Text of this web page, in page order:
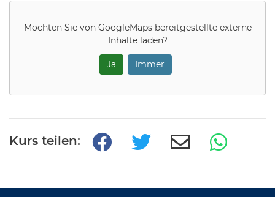
Möchten Sie von GoogleMapsbereitgestellte externe
Inhalte laden?
Ja Immer
Kurs teilen: